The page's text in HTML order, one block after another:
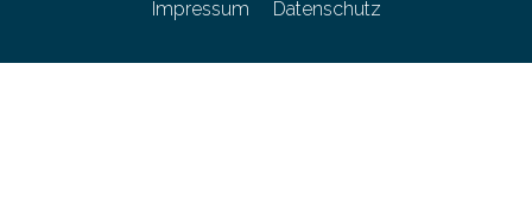
Impressum Datenschutz